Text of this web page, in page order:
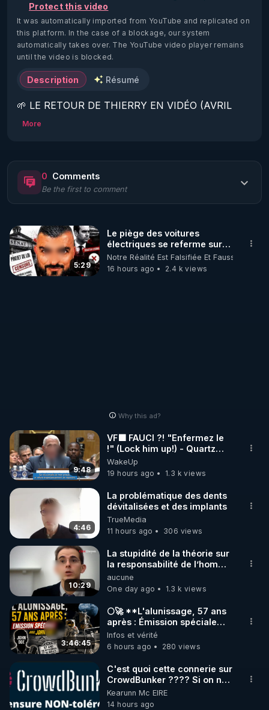
Protect this video
It was automatically imported from YouTube and replicated on
this platform. In the case of a blockage, our system
automatically takes over. The YouTube video player remains
until the video is blocked.
Description Résumé
🌱 LE RETOUR DE THIERRY EN VIDÉO (AVRIL
2022)!
https://www.rgnr.fr/presentation.html
🌱 LE MAGAZINE RÉGÉNÈRE
🌱 LA BOUTIQUE DU MAGAZINE
Pour obtenir les anciens numéros que vous avez
🌱 INSTAGRAM
https://www.instagram.com/rdlr_thierrycasasnovas/
http://rgnr.li/instagram
🌱 LA NEWSLETTER
Pour ne pas rater l’actualité RGNR (stages,
http://rgnr.li/news
🌱 VIDÉOS NON CENSURÉES SUR ODYSEE
Toutes les vidéos Youtube sont aussi sur la
http://rgnr.li/odysee
🌱 LES STAGES EN PRÉSENTIEL
http://rgnr.li/stages
More
0 Comments
Be the first to comment
5:29
Le piège des voitures
électriques se referme sur
les usagers !
Notre Réalité Est Falsifiée Et Fausse
16 hours ago
2.4 k views
Why this ad?
9:48
VF🟩 FAUCI ?! "Enfermez le
!" (Lock him up!) - Quartz
Traduction
WakeUp
19 hours ago
1.3 k views
4:46
La problématique des dents
dévitalisées et des implants
TrueMedia
11 hours ago
306 views
10:29
La stupidité de la théorie sur
la responsabilité de l’homme
concernant le dioxyde de
carbone.
aucune
One day ago
1.3 k views
3:46:45
🌕🚀 **L'alunissage, 57 ans
après : Émission spéciale
avec John Doe !** 👨 🚀✨
Infos et vérité
6 hours ago
280 views
C'est quoi cette connerie sur
CrowdBunker ???? Si on ne
peut plus publier, c'est un
peu de la censure. Ne payez
Kearunn Mc EIRE
14 hours ago